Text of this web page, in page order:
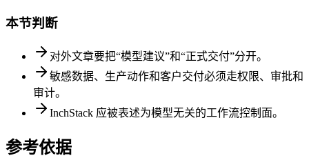
本节判断
对外文章要把“模型建议”和“正式交付”分开。
敏感数据、生产动作和客户交付必须走权限、审批和
审计。
InchStack 应被表述为模型无关的工作流控制面。
参考依据